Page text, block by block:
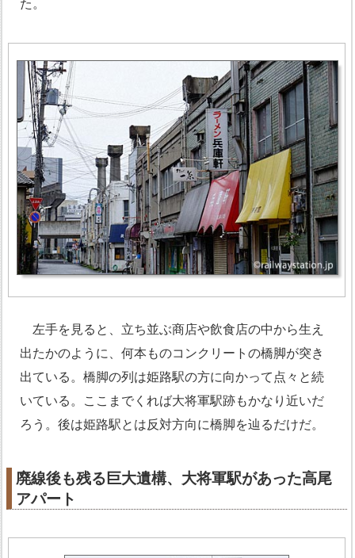
左手を見ると、立ち並ぶ商店や飲食店の中から生え
出たかのように、何本ものコンクリートの橋脚が突き
出ている。橋脚の列は姫路駅の方に向かって点々と続
いている。ここまでくれば大将軍駅跡もかなり近いだ
ろう。後は姫路駅とは反対方向に橋脚を辿るだけだ。
廃線後も残る巨大遺構、大将軍駅があった高尾
アパート